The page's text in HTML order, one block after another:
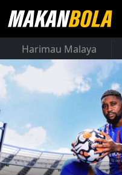
Harimau Malaya